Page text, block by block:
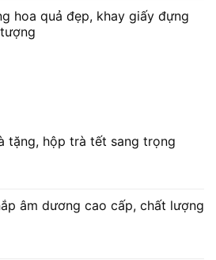
hoa quả đẹp, khay giấy đựng
tặng, hộp trà tết sang trọng
âm dương cao cấp, chất lượng